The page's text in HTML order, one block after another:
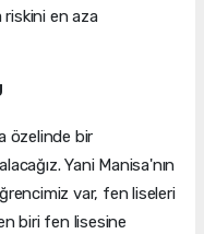
riskini en aza
özelinde bir
Yani Manisa'nın
var, fen liseleri
biri fen lisesine